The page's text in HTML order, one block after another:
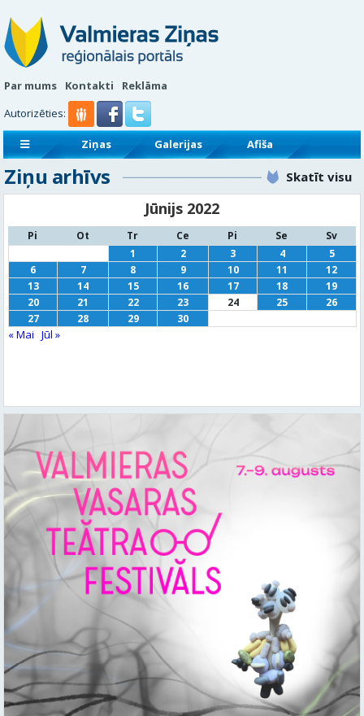
Par mums Kontakti
Reklāma
Autorizēties:
Ziņas Galerijas
Afiša
Sludinājumi
Reklāmraksti
Ziņu arhīvs Skatīt visu
Jūnijs 2022
Pi Ot Tr Ce Pi Se
Sv
1
2 3 4
5
6
7 8 9 10 11
12
13
14 15 16 17 18
19
20
21 22 23 24 25
26
27
28 29 30
« Mai Jūl »